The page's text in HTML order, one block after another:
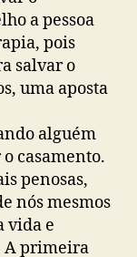
a pessoa
pois
salvar o
uma aposta
alguém
casamento.
penosas,
nós mesmos
vida e
A primeira